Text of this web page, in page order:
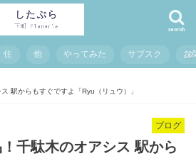
search
住 他 やってみた サブスク お
駅からもすぐですよ「Ryu（リュウ）」
ブログ
千駄木のオアシス 駅から